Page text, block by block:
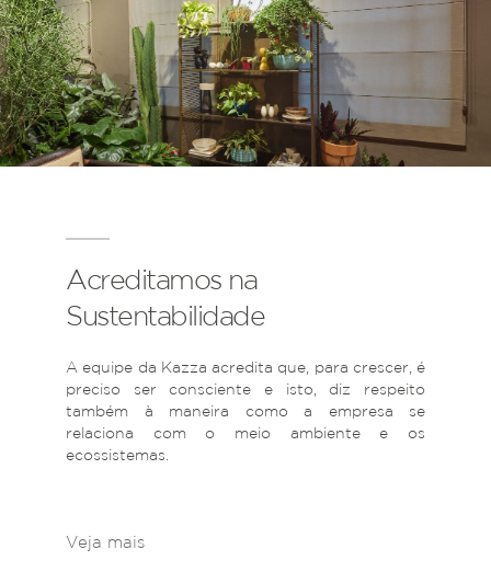
Acreditamos na
Sustentabilidade
A equipe da Kazza acredita que, para crescer, é
preciso ser consciente e isto, diz respeito
também à maneira como a empresa se
relaciona com o meio ambiente e os
ecossistemas.
Veja mais